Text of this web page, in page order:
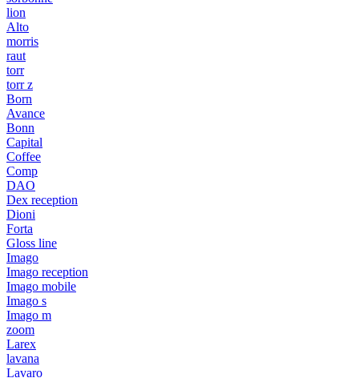
lion
Alto
morris
raut
torr
torr z
Born
Avance
Bonn
Capital
Coffee
Comp
DAO
Dex reception
Dioni
Forta
Gloss line
Imago
Imago reception
Imago mobile
Imago s
Imago m
zoom
Larex
lavana
Lavaro